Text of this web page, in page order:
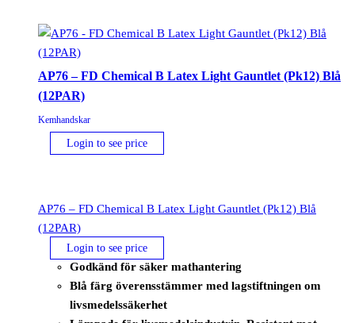
AP76 – FD Chemical B Latex Light Gauntlet (Pk12) Blå
(12PAR)
Kemhandskar
Login to see price
AP76 – FD Chemical B Latex Light Gauntlet (Pk12) Blå
(12PAR)
Login to see price
Godkänd för säker mathantering
Blå färg överensstämmer med lagstiftningen om
livsmedelssäkerhet